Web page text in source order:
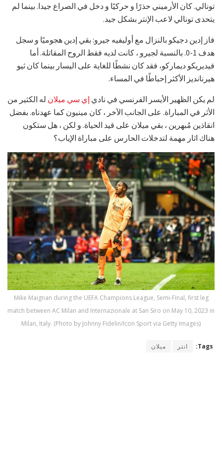
تونالي. كان الأرميني حذرًا و حركيًا و دخل في الصراع جيدا. بينما لم
يتحدى تونالي لاعب الإنتر بشكل جيد.
فاز إدين دجيكو بالنزال مع أوليفيه جيرو: بقي إدين هجوميًا و سجل
هدف 1-0. بالنسبة لجيرو ، كانت لديه فقط الروح المقاتلة. أما
فيديريكو ديماركو، فقد كان نشطًا للغاية على اليسار بينما كان ثيو
هيرنانديز الأكثر إحباطًا في المساء.
لم يكن الظهير الأيسر الفرنسي في نادي إي سي ميلان له الكثير من
الأثر في المباراة. على الجانب الآخر ، كان مينيون كما عهدناه. بفضل
انقاذين مُبهرين ، بقي ميلان على قيد الحياة. و لكن ، هل ستكون
هناك اثار مهمة لتدخلات الحارس على مباراة الإياب؟
Mike Maignan during the UEFA Champions League, Semi-Final, first leg
match between AC Milan and Internazionale at San Siro on May 10, 2023 in
Milan, Italy. (Photo by Johnny Fidelin/Icon Sport via Getty Images)
Tags: انتر ميلان